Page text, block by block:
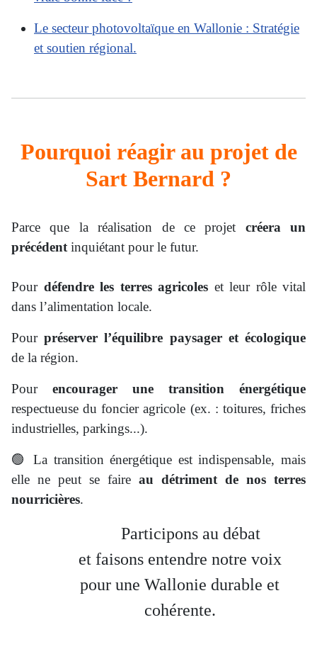
Le secteur photovoltaïque en Wallonie : Stratégie
et soutien régional.
Pourquoi réagir au projet de
Sart Bernard ?
Parce que la réalisation de ce projet créera un
précédent inquiétant pour le futur.
Pour défendre les terres agricoles et leur rôle vital
dans l’alimentation locale.
Pourpréserver l’équilibre paysager et écologique
de la région.
Pour encourager une transition énergétique
respectueuse du foncier agricole (ex. : toitures, friches
industrielles, parkings...).
🟢 La transition énergétique est indispensable, mais
elle ne peut se faire au détriment de nos terres
nourricières.
Participons au débat
et faisons entendre notre voix
pour une Wallonie durable et
cohérente.